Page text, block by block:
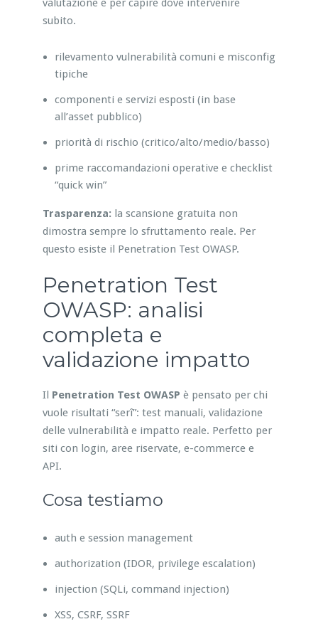
subito.
rilevamento vulnerabilità comuni e misconfig
tipiche
componenti e servizi esposti (in base
all’asset pubblico)
priorità di rischio (critico/alto/medio/basso)
prime raccomandazioni operative e checklist
“quick win”
Trasparenza: la scansione gratuita non
dimostra sempre lo sfruttamento reale. Per
questo esiste il Penetration Test OWASP.
Penetration Test
OWASP: analisi
completa e
validazione impatto
Il Penetration Test OWASP è pensato per chi
vuole risultati “serî”: test manuali, validazione
delle vulnerabilità e impatto reale. Perfetto per
siti con login, aree riservate, e-commerce e
API.
Cosa testiamo
auth e session management
authorization (IDOR, privilege escalation)
injection (SQLi, command injection)
XSS, CSRF, SSRF